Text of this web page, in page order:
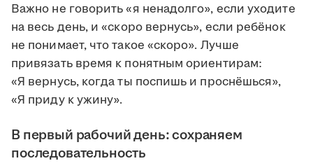
Важно не говорить «я ненадолго», если уходите
на весь день, и «скоро вернусь», если ребёнок
не понимает, что такое «скоро». Лучше
привязать время к понятным ориентирам:
«Я вернусь, когда ты поспишь и проснёшься»,
«Я приду к ужину».
В первый рабочий день: сохраняем
последовательность